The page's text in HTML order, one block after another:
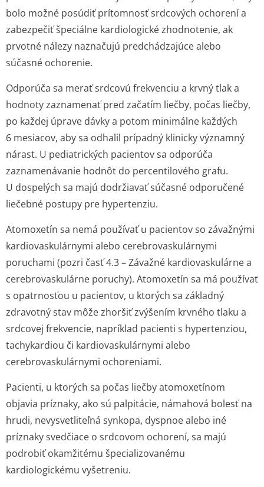
bolo možné posúdiť prítomnosť srdcových ochorení a
zabezpečiť špeciálne kardiologické zhodnotenie, ak
prvotné nálezy naznačujú predchádzajúce alebo
súčasné ochorenie.
Odporúča sa merať srdcovú frekvenciu a krvný tlak a
hodnoty zaznamenať pred začatím liečby, počas liečby,
po každej úprave dávky a potom minimálne každých
6 mesiacov, aby sa odhalil prípadný klinicky významný
nárast. U pediatrických pacientov sa odporúča
zaznamenávanie hodnôt do percentilového grafu.
U dospelých sa majú dodržiavať súčasné odporučené
liečebné postupy pre hypertenziu.
Atomoxetín sa nemá používať u pacientov so závažnými
kardiovaskulárnymi alebo cerebrovaskulárnymi
poruchami (pozri časť 4.3 – Závažné kardiovaskulárne a
cerebrovaskulárne poruchy). Atomoxetín sa má používať
s opatrnosťou u pacientov, u ktorých sa základný
zdravotný stav môže zhoršiť zvýšením krvného tlaku a
srdcovej frekvencie, napríklad pacienti s hypertenziou,
tachykardiou či kardiovaskulárnymi alebo
cerebrovaskulárnymi ochoreniami.
Pacienti, u ktorých sa počas liečby atomoxetínom
objavia príznaky, ako sú palpitácie, námahová bolesť na
hrudi, nevysvetliteľná synkopa, dyspnoe alebo iné
príznaky svedčiace o srdcovom ochorení, sa majú
podrobiť okamžitému špecializovanému
kardiologickému vyšetreniu.